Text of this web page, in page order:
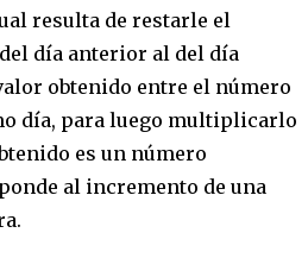
resulta de restarle el
día anterior al del día
obtenido entre el número
día, para luego multiplicarlo
es un número
al incremento de una